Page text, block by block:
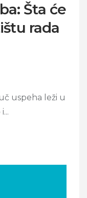
Šta će
rada
uspeha leži u